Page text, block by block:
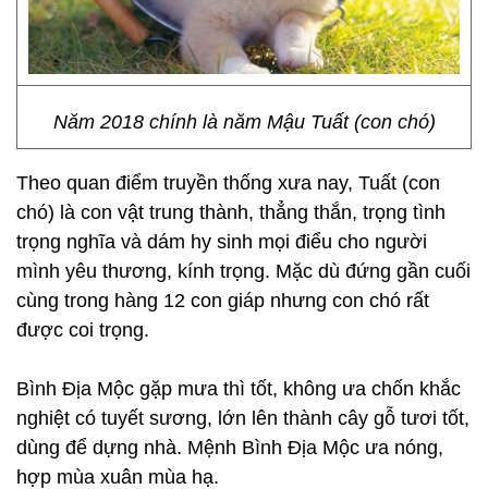
Năm 2018 chính là năm Mậu Tuất (con chó)
Theo quan điểm truyền thống xưa nay, Tuất (con
chó) là con vật trung thành, thẳng thắn, trọng tình
trọng nghĩa và dám hy sinh mọi điểu cho người
mình yêu thương, kính trọng. Mặc dù đứng gần cuối
cùng trong hàng 12 con giáp nhưng con chó rất
được coi trọng.
Bình Địa Mộc gặp mưa thì tốt, không ưa chốn khắc
nghiệt có tuyết sương, lớn lên thành cây gỗ tươi tốt,
dùng để dựng nhà. Mệnh Bình Địa Mộc ưa nóng,
hợp mùa xuân mùa hạ.